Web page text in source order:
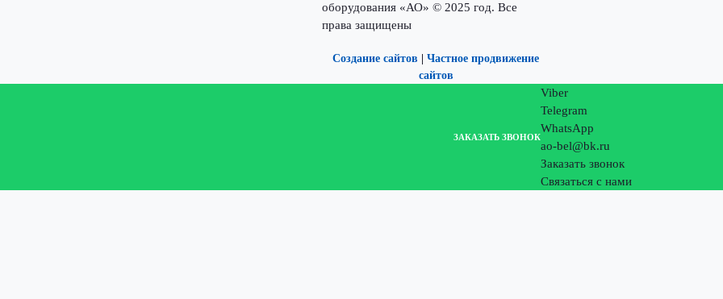
оборудования «АО» © 2025 год. Все
права защищены
Создание сайтов |Частное продвижение
сайтов
ЗАКАЗАТЬ ЗВОНОК
Viber
Telegram
WhatsApp
ao-bel@bk.ru
Заказать звонок
Связаться с нами